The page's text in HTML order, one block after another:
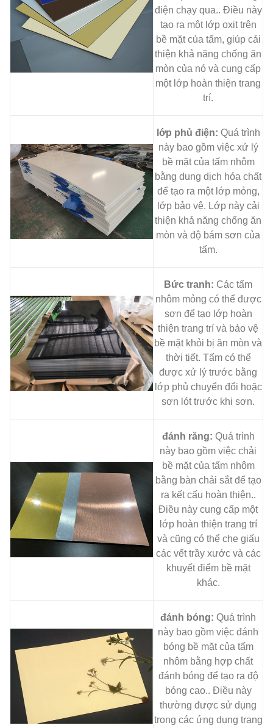
điện chạy qua.. Điều này
tạo ra một lớp oxit trên
bề mặt của tấm, giúp cải
thiện khả năng chống ăn
mòn của nó và cung cấp
một lớp hoàn thiện trang
trí.
lớp phủ điện: Quá trình
này bao gồm việc xử lý
bề mặt của tấm nhôm
bằng dung dịch hóa chất
để tạo ra một lớp mỏng,
lớp bảo vệ. Lớp này cải
thiện khả năng chống ăn
mòn và độ bám sơn của
tấm.
Bức tranh: Các tấm
nhôm mỏng có thể được
sơn để tạo lớp hoàn
thiện trang trí và bảo vệ
bề mặt khỏi bị ăn mòn và
thời tiết. Tấm có thể
được xử lý trước bằng
lớp phủ chuyển đổi hoặc
sơn lót trước khi sơn.
đánh răng: Quá trình
này bao gồm việc chải
bề mặt của tấm nhôm
bằng bàn chải sắt để tạo
ra kết cấu hoàn thiện..
Điều này cung cấp một
lớp hoàn thiện trang trí
và cũng có thể che giấu
các vết trầy xước và các
khuyết điểm bề mặt
khác.
đánh bóng: Quá trình
này bao gồm việc đánh
bóng bề mặt của tấm
nhôm bằng hợp chất
đánh bóng để tạo ra độ
bóng cao.. Điều này
thường được sử dụng
trong các ứng dụng trang